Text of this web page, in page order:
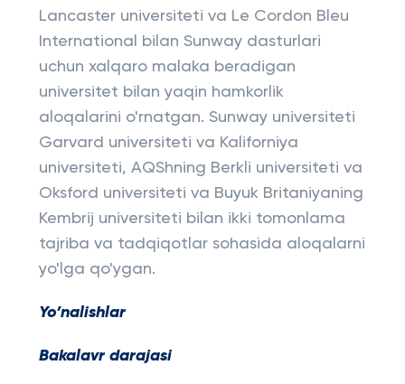
Lancaster universiteti va Le Cordon Bleu
International bilan Sunway dasturlari
uchun xalqaro malaka beradigan
universitet bilan yaqin hamkorlik
aloqalarini o'rnatgan. Sunway universiteti
Garvard universiteti va Kaliforniya
universiteti, AQShning Berkli universiteti va
Oksford universiteti va Buyuk Britaniyaning
Kembrij universiteti bilan ikki tomonlama
tajriba va tadqiqotlar sohasida aloqalarni
yo'lga qo'ygan.
Yo’nalishlar
Bakalavr darajasi